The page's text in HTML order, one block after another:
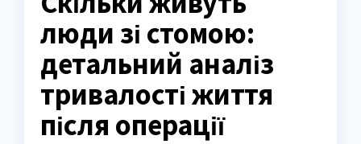
люди зі стомою:
детальний аналіз
тривалості життя
після операції